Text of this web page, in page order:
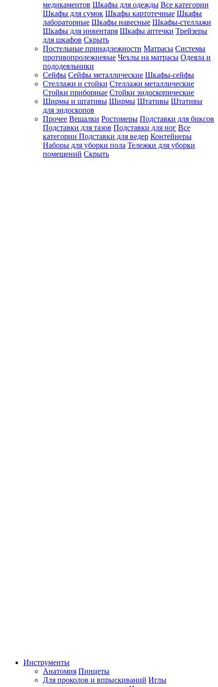
медикаментов Шкафы для одежды Все категории
Шкафы для сумок Шкафы картотечные Шкафы
лабораторные Шкафы навесные Шкафы-стеллажи
Шкафы для инвентаря Шкафы аптечки Трейзеры
для шкафов Скрыть
Постельные принадлежности Матрасы Системы
противопролежневые Чехлы на матрасы Одеяла и
пододеяльники
Сейфы Сейфы металлические Шкафы-сейфы
Стеллажи и стойки Стеллажи металлические
Стойки приборные Стойки эндоскопические
Ширмы и штативы Ширмы Штативы Штативы
для эндоскопов
Прочее Вешалки Ростомеры Подставки для биксов
Подставки для тазов Подставки для ног Все
категории Подставки для ведер Контейнеры
Наборы для уборки пола Тележки для уборки
помещений Скрыть
Инструменты
Анатомия Пинцеты
Для проколов и впрыскиваний Иглы